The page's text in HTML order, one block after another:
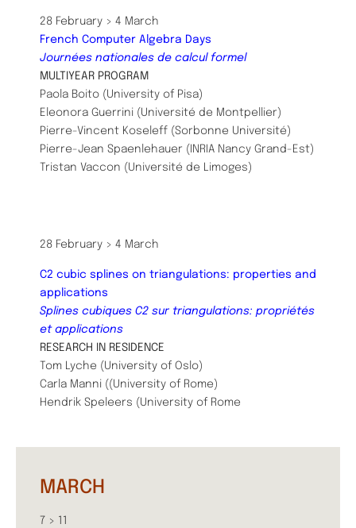
28 February > 4 March
French Computer Algebra Days​
Journées nationales de calcul formel
MULTIYEAR PROGRAM
Paola Boito (University of Pisa)
Eleonora Guerrini (Université de Montpellier)
Pierre-Vincent Koseleff (Sorbonne Université)
Pierre-Jean Spaenlehauer (INRIA Nancy Grand-Est)
Tristan Vaccon (Université de Limoges)
28 February > 4 March
C2 cubic splines on triangulations: properties and
applications
Splines cubiques C2 sur triangulations: propriétés
et applications
RESEARCH IN RESIDENCE
Tom Lyche (University of Oslo)
Carla Manni ((University of Rome)
Hendrik Speleers (University of Rome
MARCH
7 > 11